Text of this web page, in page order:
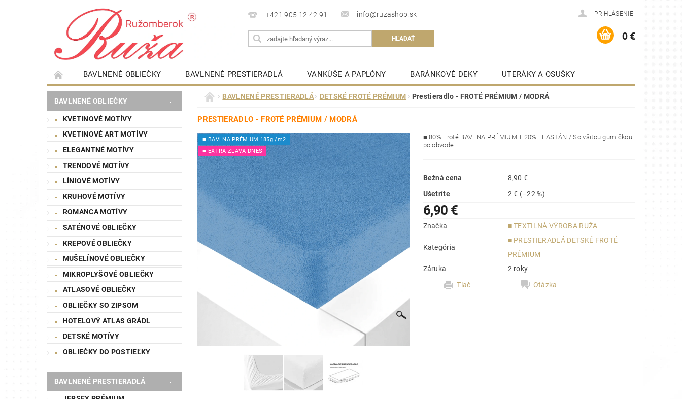
+421 905 12 42 91 info@ruzashop.sk PRIHLÁSENIE
0 €
BAVLNENÉ OBLIEČKY BAVLNENÉ PRESTIERADLÁ VANKÚŠE A PAPLÓNY BARÁNKOVÉ DEKY
UTERÁKY A OSUŠKY
DETSKÉ PERINKY
DETSKÉ PLIENKY MATRACOVÉ CHRÁNIČE KÚPEĽŇOVÉ PREDLOŽKY
KUCHYNSKÉ UTIERKY
SAUNOVÉ PLACHTY
ŠTÝLOVÉ OBRAZY
NÁKUPNÁ SÚŤAŽ
STAROSTLIVOSŤ O BIELIZEŇ
BAVLNENÉ OBLIEČKY
KVETINOVÉ MOTÍVY
KVETINOVÉ ART MOTÍVY
ELEGANTNÉ MOTÍVY
TRENDOVÉ MOTÍVY
LÍNIOVÉ MOTÍVY
KRUHOVÉ MOTÍVY
ROMANCA MOTÍVY
SATÉNOVÉ OBLIEČKY
KREPOVÉ OBLIEČKY
MUŠELÍNOVÉ OBLIEČKY
MIKROPLYŠOVÉ OBLIEČKY
ATLASOVÉ OBLIEČKY
OBLIEČKY SO ZIPSOM
HOTELOVÝ ATLAS GRÁDL
DETSKÉ MOTÍVY
OBLIEČKY DO POSTIEĽKY
BAVLNENÉ PRESTIERADLÁ
BAVLNENÉ PRESTIERADLÁ DETSKÉ FROTÉ PRÉMIUM Prestieradlo - FROTÉ PRÉMIUM / MODRÁ
PRESTIERADLO - FROTÉ PRÉMIUM / MODRÁ
■ BAVLNA PRÉMIUM 185g /m2
■ EXTRA ZĽAVA DNES
■ 80% Froté BAVLNA PRÉMIUM + 20% ELASTÁN / So všitou gumičkou
po obvode
Bežná cena
8,90 €
Ušetríte
2 € (–22 %)
6,90 €
Značka ■ TEXTILNÁ VÝROBA RUŽA
Kategória
■ PRESTIERADLÁ DETSKÉ FROTÉ
PRÉMIUM
Záruka
2 roky
Tlač
Otázka